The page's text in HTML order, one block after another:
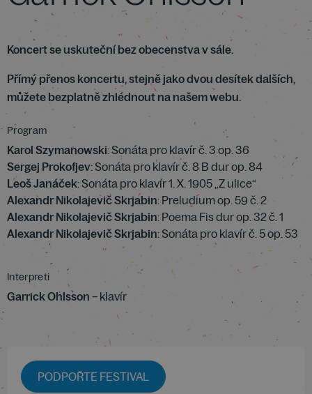
Koncert se uskuteční bez obecenstva v sále.
Přímý přenos koncertu, stejně jako dvou desítek dalších,
můžete bezplatně zhlédnout na našem webu.
Program
Karol Szymanowski: Sonáta pro klavír č. 3 op. 36
Sergej Prokofjev: Sonáta pro klavír č. 8 B dur op. 84
Leoš Janáček: Sonáta pro klavír 1. X. 1905 „Z ulice“
Alexandr Nikolajevič Skrjabin: Preludium op. 59 č. 2
Alexandr Nikolajevič Skrjabin: Poema Fis dur op. 32 č. 1
Alexandr Nikolajevič Skrjabin: Sonáta pro klavír č. 5 op. 53
Interpreti
Garrick Ohlsson – klavír
PODPOŘTE FESTIVAL